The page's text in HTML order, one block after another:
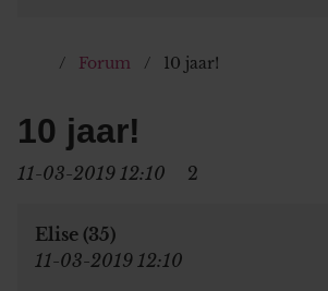
Forum 10 jaar!
10 jaar!
11-03-2019 12:10 2
Elise (35)
11-03-2019 12:10